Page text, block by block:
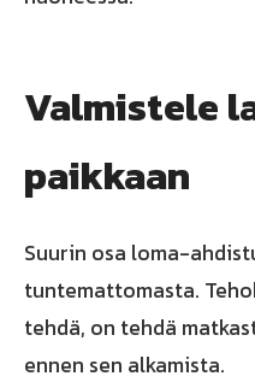
Valmistele
paikkaan
Suurin osa loma-
tuntemattomasta.
tehdä, on tehdä
ennen sen alkamista.